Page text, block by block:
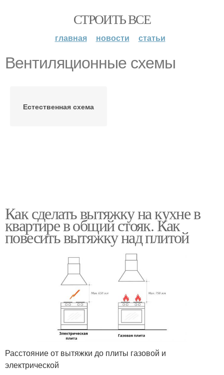
СТРОИТЬ ВСЕ
главная новости статьи
Вентиляционные схемы
Естественная схема
Как сделать вытяжку на кухне в
квартире в общий стояк. Как
повесить вытяжку над плитой
Расстояние от вытяжки до плиты газовой и
электрической